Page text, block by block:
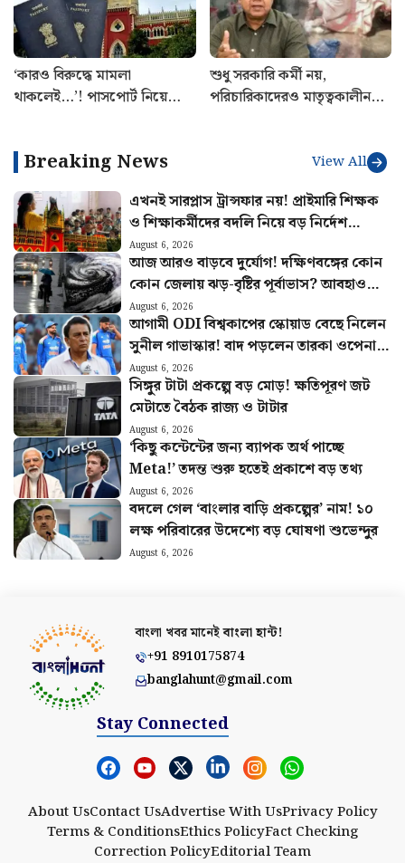
‘কারও বিরুদ্ধে মামলা
থাকলেই…’! পাসপোর্ট নিয়ে
শুধু সরকারি কর্মী নয়,
পরিচারিকাদেরও মাতৃত্বকালীন
Breaking News View All
এখনই সারপ্লাস ট্রান্সফার নয়! প্রাইমারি শিক্ষক
ও শিক্ষাকর্মীদের বদলি নিয়ে বড় নির্দেশ
হাইকোর্টের
August 6, 2026
আজ আরও বাড়বে দুর্যোগ! দক্ষিণবঙ্গের কোন
কোন জেলায় ঝড়-বৃষ্টির পূর্বাভাস? আবহাওয়ার
খবর
August 6, 2026
আগামী ODI বিশ্বকাপের স্কোয়াড বেছে নিলেন
সুনীল গাভাস্কার! বাদ পড়লেন তারকা ওপেনার,
দলে ৪ অলরাউন্ডার
August 6, 2026
সিঙ্গুর টাটা প্রকল্পে বড় মোড়! ক্ষতিপূরণ জট
মেটাতে বৈঠক রাজ্য ও টাটার
August 6, 2026
‘কিছু কন্টেন্টের জন্য ব্যাপক অর্থ পাচ্ছে
Meta!’ তদন্ত শুরু হতেই প্রকাশে বড় তথ্য
August 6, 2026
বদলে গেল ‘বাংলার বাড়ি প্রকল্পের’ নাম! ১০
লক্ষ পরিবারের উদেশ্যে বড় ঘোষণা শুভেন্দুর
August 6, 2026
বাংলা খবর মানেইবাংলা হান্ট!
+91 8910175874
banglahunt@gmail.com
Stay Connected
About UsContact UsAdvertise With UsPrivacy Policy
Terms & ConditionsEthics PolicyFact Checking
Correction PolicyEditorial Team